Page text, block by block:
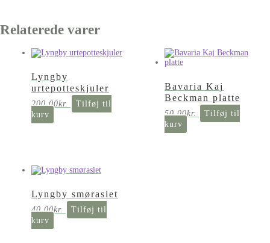
Relaterede varer
Lyngby
urtepotteskjuler
200,00kr.
Tilføj til
kurv
Bavaria Kaj
Beckman platte
50,00kr.
Tilføj til
kurv
Lyngby smørasiet
40,00kr.
Tilføj til
kurv